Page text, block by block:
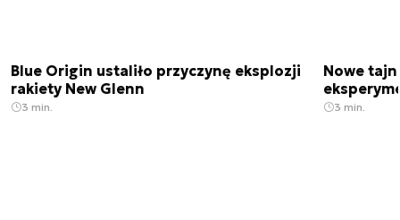
Blue Origin ustaliło przyczynę eksplozji
rakiety New Glenn
3 min.
Nowe
3 min.